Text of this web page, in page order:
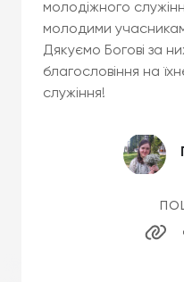
молодіжного
молодими
Дякуємо Богові за
благословіння на
служіння!